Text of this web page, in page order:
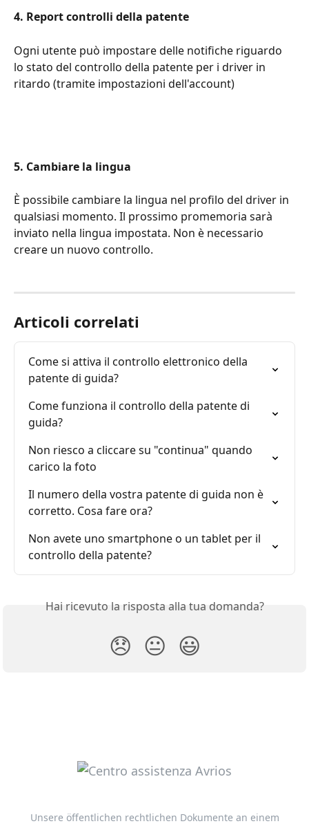
4. Report controlli della patente
Ogni utente può impostare delle notifiche riguardo
lo stato del controllo della patente per i driver in
ritardo (tramite impostazioni dell'account)
5. Cambiare la lingua
È possibile cambiare la lingua nel profilo del driver in
qualsiasi momento. Il prossimo promemoria sarà
inviato nella lingua impostata. Non è necessario
creare un nuovo controllo.
Articoli correlati
Come si attiva il controllo elettronico della
patente di guida?
Come funziona il controllo della patente di
guida?
Non riesco a cliccare su "continua" quando
carico la foto
Il numero della vostra patente di guida non è
corretto. Cosa fare ora?
Non avete uno smartphone o un tablet per il
controllo della patente?
Hai ricevuto la risposta alla tua domanda?
😞 😐 😃
Unsere öffentlichen rechtlichen Dokumente an einem